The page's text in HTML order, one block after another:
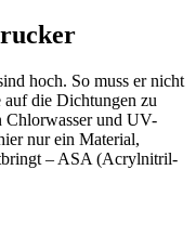
hoch. So muss er nicht
die Dichtungen zu
Chlorwasser und UV-
nur ein Material,
– ASA (Acrylnitril-